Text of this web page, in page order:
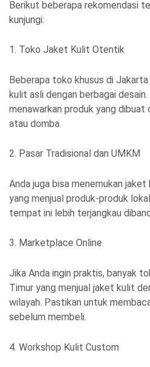
Berikut beberapa rekomendasi
kunjungi:
1. Toko Jaket Kulit Otentik
Beberapa toko khusus di
kulit asli dengan berbagai
menawarkan produk yang dibuat
atau domba.
2. Pasar Tradisional dan UMKM
Anda juga bisa menemukan
yang menjual produk-produk
tempat ini lebih terjangkau
3. Marketplace Online
Jika Anda ingin praktis, banyak
Timur yang menjual jaket kulit
wilayah. Pastikan untuk
sebelum membeli.
4. Workshop Kulit Custom